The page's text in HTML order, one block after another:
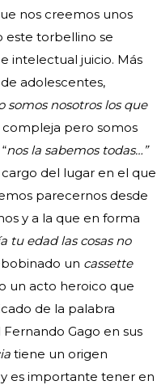
nos creemos unos
este torbellino se
intelectual juicio. Más
adolescentes,
somos nosotros los que
compleja pero somos
nos la sabemos todas…”
del lugar en el que
parecernos desde
y a la que en forma
tu edad las cosas no
un cassette
un acto heroico que
de la palabra
Fernando Gago en sus
tiene un origen
es importante tener en